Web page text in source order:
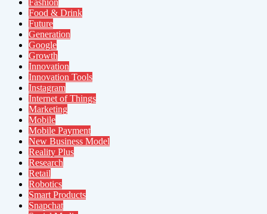
Fashion
Food & Drink
Future
Generation
Google
Growth
Innovation
Innovation Tools
Instagram
Internet of Things
Marketing
Mobile
Mobile Payment
New Business Model
Reality Plus
Research
Retail
Robotics
Smart Products
Snapchat